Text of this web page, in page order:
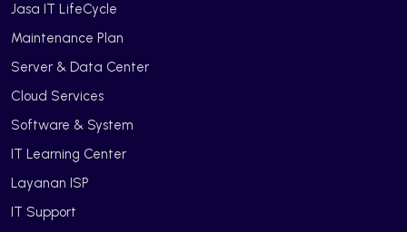
Jasa IT LifeCycle
Maintenance Plan
Server & Data Center
Cloud Services
Software & System
IT Learning Center
Layanan ISP
IT Support